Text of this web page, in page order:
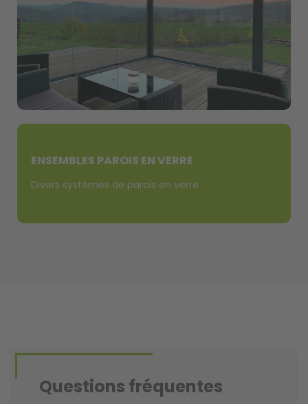
ENSEMBLES PAROIS EN VERRE
Divers systèmes de parois en verre
Questions fréquentes